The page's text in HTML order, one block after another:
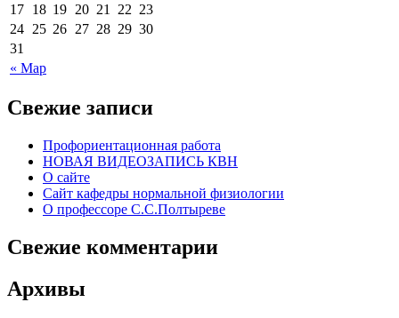
« Мар
17 18 19 20 21 22 23
24 25 26 27 28 29 30
31
Свежие записи
Профориентационная работа
НОВАЯ ВИДЕОЗАПИСЬ КВН
О сайте
Сайт кафедры нормальной физиологии
О профессоре С.С.Полтыреве
Свежие комментарии
Архивы